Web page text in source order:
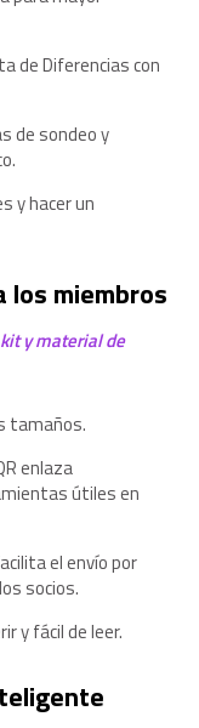
de Diferencias con
de sondeo y
y hacer un
los miembros
kit y material de
tamaños.
enlaza
útiles en
el envío por
socios.
y fácil de leer.